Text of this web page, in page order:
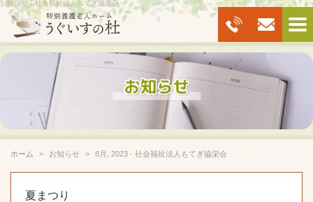
お知らせ｜社会福祉法人もてぎ協栄会
ホーム お知らせ 8月, 2023 - 社会福祉法人もてぎ協栄会
夏まつり